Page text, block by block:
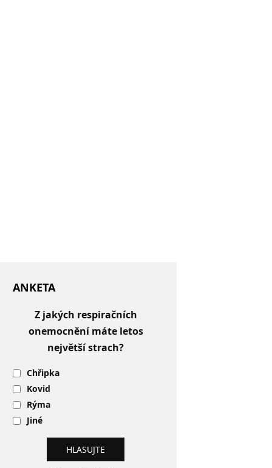
ANKETA
Z jakých respiračních
onemocnění máte letos
největší strach?
Chřipka
Kovid
Rýma
Jiné